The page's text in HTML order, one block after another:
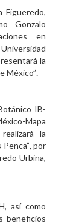
Figueredo,
Gonzalo
en
la
México”.
IB-
Mapa
la
,por
Urbina,
así como
beneficios